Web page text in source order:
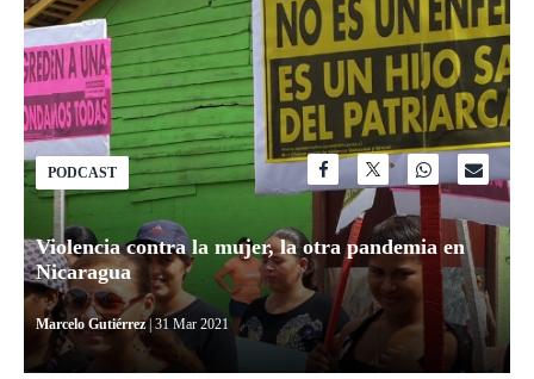
PODCAST
Violencia contra la mujer, la otra pandemia en
Nicaragua
Marcelo Gutiérrez | 31 Mar 2021